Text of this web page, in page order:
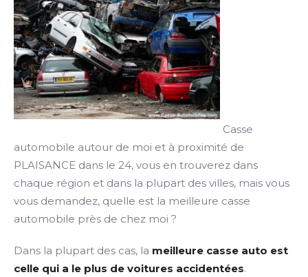
Casse
automobile autour de moi et à proximité de
PLAISANCE dans le 24, vous en trouverez dans
chaque région et dans la plupart des villes, mais vous
vous demandez, quelle est la meilleure casse
automobile près de chez moi ?
Dans la plupart des cas, la meilleure casse auto est
celle qui a le plus de voitures accidentées.